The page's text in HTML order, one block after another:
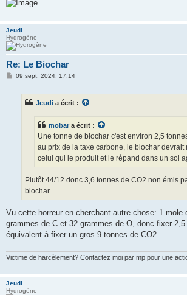
Jeudi
Hydrogène
Re: Le Biochar
M09 sept. 2024, 17:14
Jeudi a écrit :
mobara écrit :
Une tonne de biochar c'est environ 2,5
au prix de la taxe carbone, le biochar devrait
celui qui le produit et le répand dans un sol
Plutôt 44/12 donc 3,6 tonnes de CO2 non émis
biochar
Vu cette horreur en cherchant autre chose: 1 mole
grammes de C et 32 grammes de O, donc fixer
équivalent à fixer un gros 9 tonnes de CO2.
Victime de harcèlement? Contactez moi par mp pour une
Jeudi
Hydrogène